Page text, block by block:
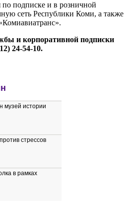
по подписке и в розничной
сеть Республики Коми, а также
и корпоративной подписки
24-54-10.